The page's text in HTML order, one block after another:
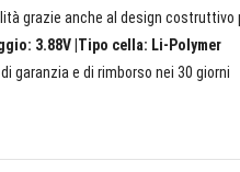
grazie anche al design costruttivo
3.88V |Tipo cella: Li-Polymer
garanzia e di rimborso nei 30 giorni